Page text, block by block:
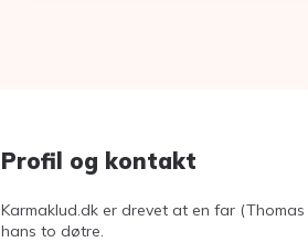
Profil og kontakt
Karmaklud.dk er drevet at en far (Thomas
hans to døtre.